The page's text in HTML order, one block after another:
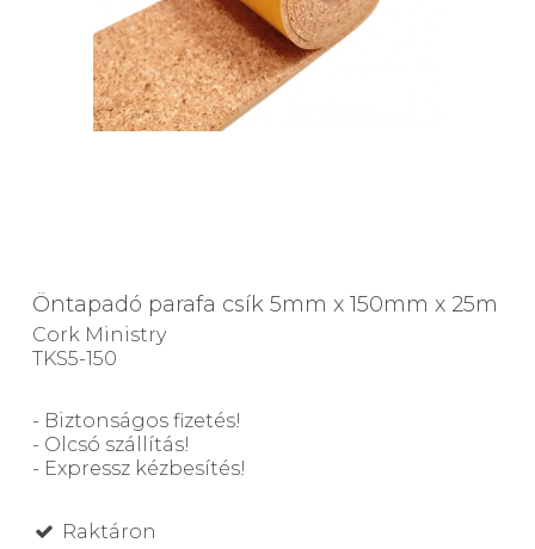
Öntapadó parafa csík 5mm x 150mm x 25m
Cork Ministry
TKS5-150
- Biztonságos fizetés!
- Olcsó szállítás!
- Expressz kézbesítés!
Raktáron